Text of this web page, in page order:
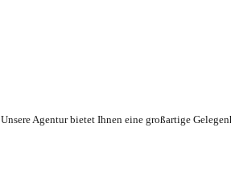
Unsere Agentur bietet Ihnen eine großartige